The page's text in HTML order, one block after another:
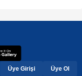
Üye Girişi Üye Ol